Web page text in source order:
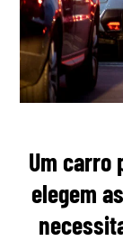
Um carro
elegem